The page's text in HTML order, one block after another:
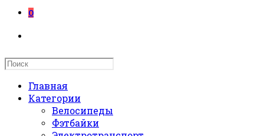
0
Search
this
websiteГлавная
Категории
Велосипеды
Фэтбайки